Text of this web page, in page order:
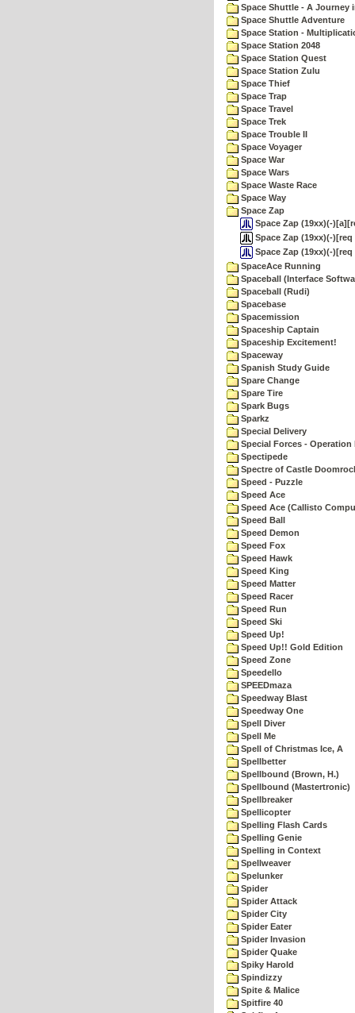
Space Shuttle - A Journey
Space Shuttle Adventure
Space Station -
Space Station 2048
Space Station Quest
Space Station Zulu
Space Thief
Space Trap
Space Travel
Space Trek
Space Trouble II
Space Voyager
Space War
Space Wars
Space Waste Race
Space Way
Space Zap
Space Zap (19xx)(-
Space Zap (19xx)(-
Space Zap (19xx)(-)[req
SpaceAce Running
Spaceball (Interface
Spaceball (Rudi)
Spacebase
Spacemission
Spaceship Captain
Spaceship Excitement!
Spaceway
Spanish Study Guide
Spare Change
Spare Tire
Spark Bugs
Sparkz
Special Delivery
Special Forces - Operation
Spectipede
Spectre of Castle
Speed - Puzzle
Speed Ace
Speed Ace (Callisto
Speed Ball
Speed Demon
Speed Fox
Speed Hawk
Speed King
Speed Matter
Speed Racer
Speed Run
Speed Ski
Speed Up!
Speed Up!! Gold Edition
Speed Zone
Speedello
SPEEDmaza
Speedway Blast
Speedway One
Spell Diver
Spell Me
Spell of Christmas Ice, A
Spellbetter
Spellbound (Brown, H.)
Spellbound (Mastertronic)
Spellbreaker
Spellicopter
Spelling Flash Cards
Spelling Genie
Spelling in Context
Spellweaver
Spelunker
Spider
Spider Attack
Spider City
Spider Eater
Spider Invasion
Spider Quake
Spiky Harold
Spindizzy
Spite & Malice
Spitfire 40